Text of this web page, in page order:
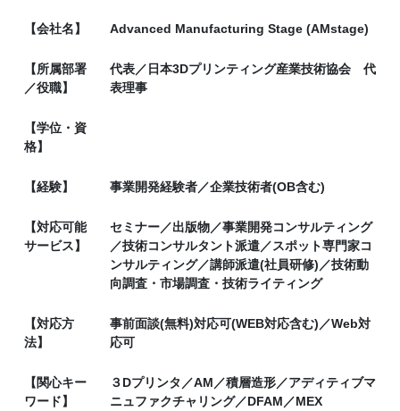
【会社名】 Advanced Manufacturing Stage (AMstage)
【所属部署
／役職】
代表／日本3Dプリンティング産業技術協会 代
表理事
【学位・資
格】
【経験】 事業開発経験者／企業技術者(OB含む)
【対応可能
サービス】
セミナー／出版物／事業開発コンサルティング
／技術コンサルタント派遣／スポット専門家コ
ンサルティング／講師派遣(社員研修)／技術動
向調査・市場調査・技術ライティング
【対応方
法】
事前面談(無料)対応可(WEB対応含む)／Web対
応可
【関心キー
ワード】
３Dプリンタ／AM／積層造形／アディティブマ
ニュファクチャリング／DFAM／MEX